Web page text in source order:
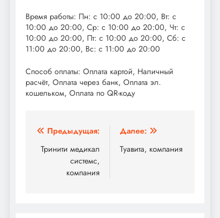
Время работы: Пн: с 10:00 до 20:00, Вт: с
10:00 до 20:00, Ср: с 10:00 до 20:00, Чт: с
10:00 до 20:00, Пт: с 10:00 до 20:00, Сб: с
11:00 до 20:00, Вс: с 11:00 до 20:00
Способ оплаты: Оплата картой, Наличный
расчёт, Оплата через банк, Оплата эл.
кошельком, Оплата по QR-коду
Навигация
по
записям
Предыдущая:
Тринити медикал
системс,
компания
Далее:
Туавита, компания